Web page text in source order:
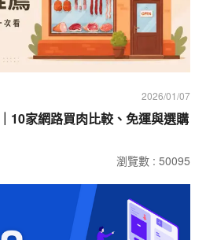
2026/01/07
10家網路買肉比較、免運與選購
瀏覽數 : 50095